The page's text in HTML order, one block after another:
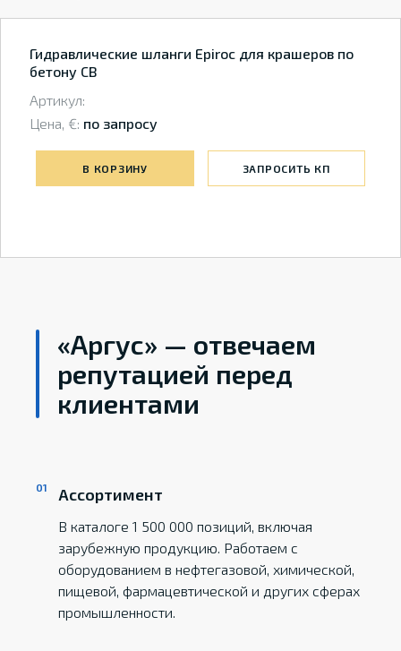
Гидравлические шланги Epiroc для крашеров по
бетону CB
Артикул:
Цена, €: по запросу
В КОРЗИНУ ЗАПРОСИТЬ КП
«Аргус» — отвечаем
репутацией перед
клиентами
Ассортимент
В каталоге 1 500 000 позиций, включая
зарубежную продукцию. Работаем с
оборудованием в нефтегазовой, химической,
пищевой, фармацевтической и других сферах
промышленности.